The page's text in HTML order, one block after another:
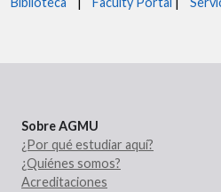
Sobre AGMU
¿Por qué estudiar aquí?
¿Quiénes somos?
Acreditaciones